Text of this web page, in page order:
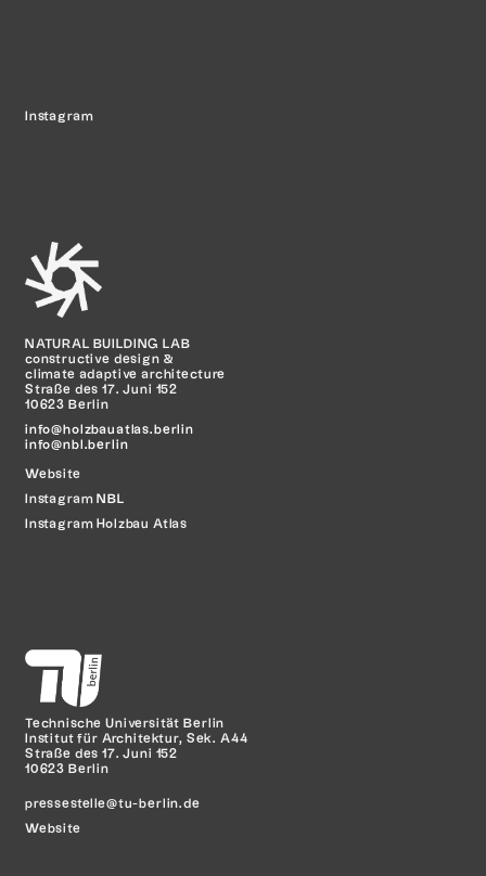
Instagram
NATURAL BUILDING LAB
constructive design &
climate adaptive architecture
Straße des 17. Juni 152
10623 Berlin
info@holzbauatlas.berlin
info@nbl.berlin
Website
Instagram NBL
Instagram Holzbau Atlas
Technische Universität Berlin
Institut für Architektur, Sek. A44
Straße des 17. Juni 152
10623 Berlin
pressestelle@tu-berlin.de
Website